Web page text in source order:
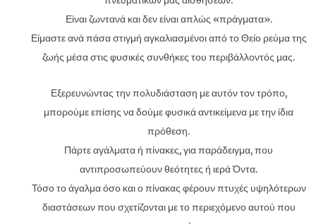
Είναι ζωντανά και δεν είναι απλώς «πράγματα».
Είμαστε ανά πάσα στιγμή αγκαλιασμένοι από το Θείο ρεύμα της
ζωής μέσα στις φυσικές συνθήκες του περιβάλλοντός μας.
Εξερευνώντας την πολυδιάσταση με αυτόν τον τρόπο,
μπορούμε επίσης να δούμε φυσικά αντικείμενα με την ίδια
πρόθεση.
Πάρτε αγάλματα ή πίνακες, για παράδειγμα, που
αντιπροσωπεύουν θεότητες ή ιερά Όντα.
Τόσο το άγαλμα όσο και ο πίνακας φέρουν πτυχές υψηλότερων
διαστάσεων που σχετίζονται με το περιεχόμενο αυτού που